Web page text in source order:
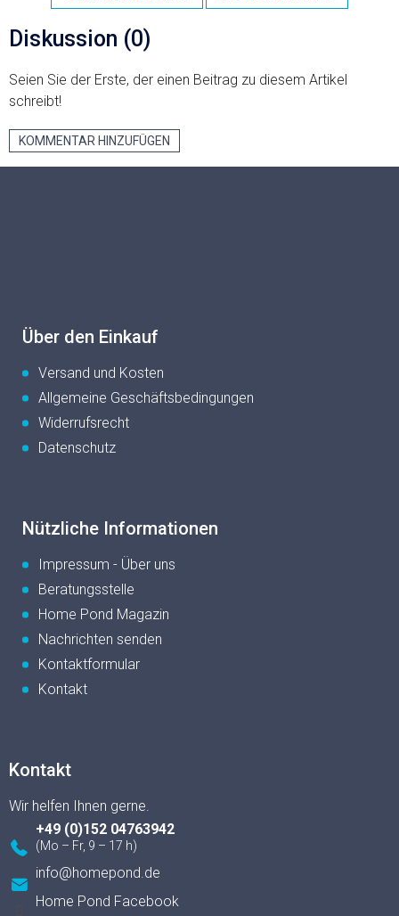
Diskussion (0)
Seien Sie der Erste, der einen Beitrag zu diesem Artikel
schreibt!
KOMMENTAR HINZUFÜGEN
Über den Einkauf
Versand und Kosten
Allgemeine Geschäftsbedingungen
Widerrufsrecht
Datenschutz
Nützliche Informationen
Impressum - Über uns
Beratungsstelle
Home Pond Magazin
Nachrichten senden
Kontaktformular
Kontakt
Kontakt
info@homepond.de
+49 (0)152 04763942
Home Pond Facebook